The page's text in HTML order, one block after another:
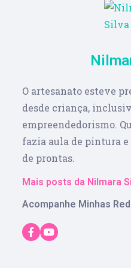
O artesanato esteve
desde criança,
empreendedorismo.
fazia aula de pintura
de prontas.
Mais posts da Nilmara
Acompanhe Minhas